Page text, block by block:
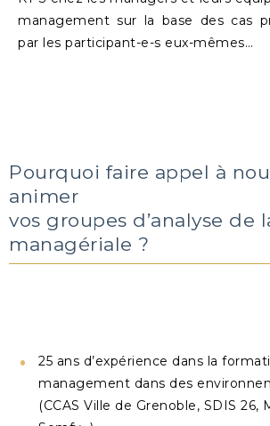
management sur la base des cas
par les participant-e-s eux-mêmes…
Pourquoi faire appel à
animer
vos groupes d’analyse de
managériale ?
25 ans d’expérience dans la
management dans des
(CCAS Ville de Grenoble, SDIS 26,